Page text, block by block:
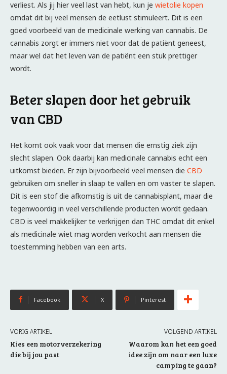
verliest. Als jij hier veel last van hebt, kun je wietolie kopen
omdat dit bij veel mensen de eetlust stimuleert. Dit is een
goed voorbeeld van de medicinale werking van cannabis. De
cannabis zorgt er immers niet voor dat de patiënt geneest,
maar wel dat het leven van de patiënt een stuk prettiger
wordt.
Beter slapen door het gebruik
van CBD
Het komt ook vaak voor dat mensen die ernstig ziek zijn
slecht slapen. Ook daarbij kan medicinale cannabis echt een
uitkomst bieden. Er zijn bijvoorbeeld veel mensen die CBD
gebruiken om sneller in slaap te vallen en om vaster te slapen.
Dit is een stof die afkomstig is uit de cannabisplant, maar die
tegenwoordig in veel verschillende producten wordt gedaan.
CBD is veel makkelijker te verkrijgen dan THC omdat dit enkel
als medicinale wiet mag worden verkocht aan mensen die
toestemming hebben van een arts.
Facebook X Pinterest
VORIG ARTIKEL
Kies een motorverzekering
die bij jou past
VOLGEND ARTIKEL
Waarom kan het een goed
idee zijn om naar een luxe
camping te gaan?